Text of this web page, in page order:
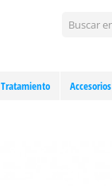
Tratamiento Accesorios